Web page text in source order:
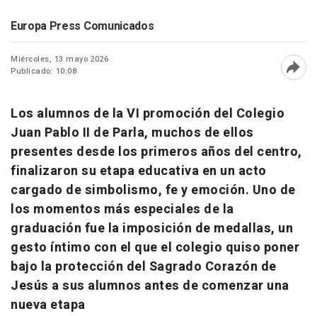
Europa Press Comunicados
Miércoles, 13 mayo 2026
Publicado: 10:08
Los alumnos de la VI promoción del Colegio
Juan Pablo II de Parla, muchos de ellos
presentes desde los primeros años del centro,
finalizaron su etapa educativa en un acto
cargado de simbolismo, fe y emoción. Uno de
los momentos más especiales de la
graduación fue la imposición de medallas, un
gesto íntimo con el que el colegio quiso poner
bajo la protección del Sagrado Corazón de
Jesús a sus alumnos antes de comenzar una
nueva etapa